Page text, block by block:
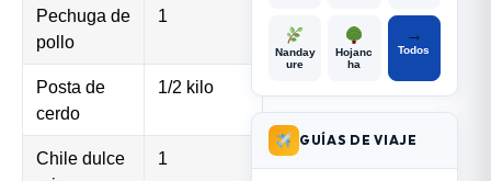
Pechuga de
pollo
1
Posta de
cerdo
1/2 kilo
Chile dulce
1
Nanday
ure
Hojanc
ha
→
Todos
GUÍAS DE VIAJE